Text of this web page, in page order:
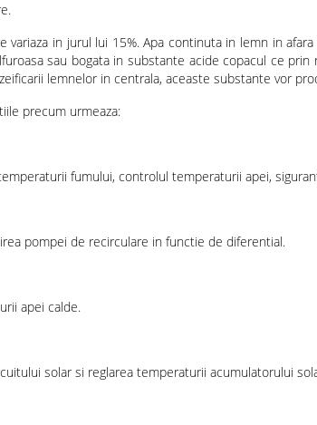
in jurul lui 15%. Apa continuta in lemn in
sau bogata in substante acide copacul ce
lemnelor in centrala, aceaste substante vor
precum urmeaza:
fumului, controlul temperaturii apei,
pompei de recirculare in functie de diferential.
apei calde.
solar si reglarea temperaturii acumulatorului